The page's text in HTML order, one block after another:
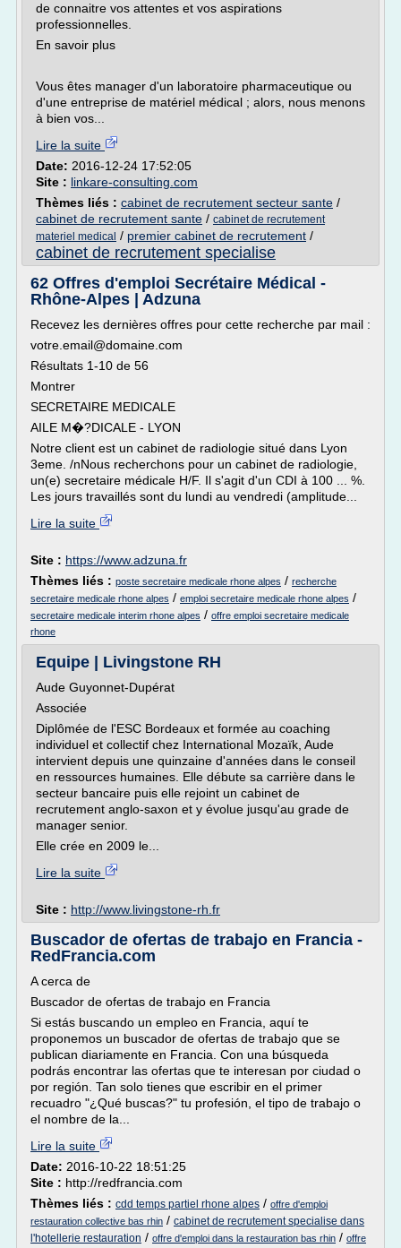
de connaitre vos attentes et vos aspirations
professionnelles.
En savoir plus
Vous êtes manager d'un laboratoire pharmaceutique ou
d'une entreprise de matériel médical ; alors, nous menons
à bien vos...
Lire la suite
Date: 2016-12-24 17:52:05
Site : linkare-consulting.com
Thèmes liés : cabinet de recrutement secteur sante /
cabinet de recrutement sante / cabinet de recrutement
materiel medical / premier cabinet de recrutement /
cabinet de recrutement specialise
62 Offres d'emploi Secrétaire Médical -
Rhône-Alpes | Adzuna
Recevez les dernières offres pour cette recherche par mail :
votre.email@domaine.com
Résultats 1-10 de 56
Montrer
SECRETAIRE MEDICALE
AILE M�?DICALE - LYON
Notre client est un cabinet de radiologie situé dans Lyon
3eme. /nNous recherchons pour un cabinet de radiologie,
un(e) secretaire médicale H/F. Il s'agit d'un CDI à 100 ... %.
Les jours travaillés sont du lundi au vendredi (amplitude...
Lire la suite
Site : https://www.adzuna.fr
Thèmes liés : poste secretaire medicale rhone alpes / recherche
secretaire medicale rhone alpes / emploi secretaire medicale rhone alpes /
secretaire medicale interim rhone alpes / offre emploi secretaire medicale
rhone
Equipe | Livingstone RH
Aude Guyonnet-Dupérat
Associée
Diplômée de l'ESC Bordeaux et formée au coaching
individuel et collectif chez International Mozaïk, Aude
intervient depuis une quinzaine d'années dans le conseil
en ressources humaines. Elle débute sa carrière dans le
secteur bancaire puis elle rejoint un cabinet de
recrutement anglo-saxon et y évolue jusqu'au grade de
manager senior.
Elle crée en 2009 le...
Lire la suite
Site : http://www.livingstone-rh.fr
Buscador de ofertas de trabajo en Francia -
RedFrancia.com
A cerca de
Buscador de ofertas de trabajo en Francia
Si estás buscando un empleo en Francia, aquí te
proponemos un buscador de ofertas de trabajo que se
publican diariamente en Francia. Con una búsqueda
podrás encontrar las ofertas que te interesan por ciudad o
por región. Tan solo tienes que escribir en el primer
recuadro "¿Qué buscas?" tu profesión, el tipo de trabajo o
el nombre de la...
Lire la suite
Date: 2016-10-22 18:51:25
Site : http://redfrancia.com
Thèmes liés : cdd temps partiel rhone alpes / offre d'emploi
restauration collective bas rhin / cabinet de recrutement specialise dans
l'hotellerie restauration / offre d'emploi dans la restauration bas rhin / offre